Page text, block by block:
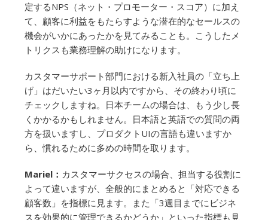
定するNPS（ネット・プロモーター・スコア）に加え
て、顧客に利益をもたらすような潜在的なセールスの
機会がいかにあったかを見てみることも。こうしたメ
トリクスも業務理解の助けになります。
カスタマーサポート部門における新入社員の「立ち上
げ」はだいたい3ヶ月以内ですから、その終わり頃に
チェックしますね。日本チームの場合は、もう少し長
くかかるかもしれません。日本語と英語での質問の両
方を扱いますし、プロダクトUIの言語も違いますか
ら、慣れるために多めの時間を取ります。
Mariel： カスタマーサクセスの場合、担当する役割に
よって違いますが、全般的にまとめると「対応できる
顧客数」を指標に見ます。また「3週目までにビジネ
スを効果的に管理できるかどうか」といった指標も見